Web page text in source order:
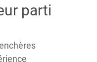
parti